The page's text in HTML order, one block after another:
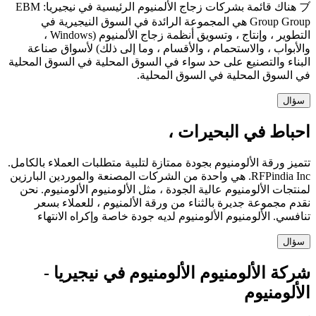
ブ هناك قائمة بشركات زجاج الألمنيوم الرئيسية في نيجيريا: EBM
Group Group هي المجموعة الرائدة في السوق النيجيرية في
التطوير ، وإنتاج ، وتسويق أنظمة زجاج الألمنيوم (Windows ،
والأبواب ، والاستحمام ، والأقسام ، وما إلى ذلك) لأسواق صناعة
البناء والتصنيع على حد سواء في السوق المحلية في السوق المحلية
في السوق المحلية في السوق المحلية.
سؤال
احباط في البحيرات ،
تتميز ورقة الألومنيوم بجودة ممتازة لتلبية متطلبات العملاء بالكامل.
RFPindia Inc. هي واحدة من الشركات المصنعة والموردين البارزين
لمنتجات الألومنيوم عالية الجودة ، مثل الألومنيوم الألومنيوم. نحن
نقدم مجموعة جديرة بالثناء من ورقة الألمنيوم ، للعملاء بسعر
تنافسي. الألومنيوم الألومنيوم لديه جودة خاصة وإكراه الانتهاء
سؤال
شركة الألومنيوم الألومنيوم في نيجيريا -
الألومنيوم